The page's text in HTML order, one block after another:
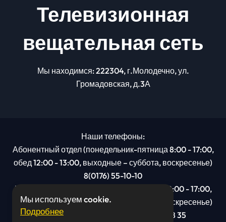
Телевизионная
вещательная сеть
Мы находимся: 222304, г.Молодечно, ул.
Громадовская, д.3А
Наши телефоны:
Абонентный отдел (понедельник-пятница 8:00 - 17:00,
обед 12:00 - 13:00, выходные – суббота, воскресенье)
8(0176) 55-10-10
Рекламный отдел (понедельник-пятница 8:00 - 17:00,
обед 12:00 - 13:00, выходные – суббота, воскресенье)
8(0176): 54 95 80, МТС +375 29 201 78 35
Мы используем cookie.
Подробнее